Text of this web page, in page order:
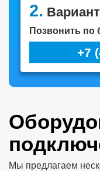
2. Вариант
Позвонить по
+7
Мы предлагаем